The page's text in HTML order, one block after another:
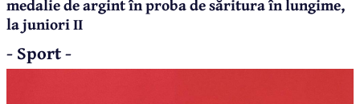
medalie de argint în proba de săritura în lungime,
la juniori II
- Sport -